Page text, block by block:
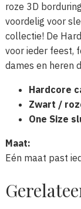
roze 3D
voordelig voor
collectie! De
voor ieder feest,
dames en heren
Hardcore
Zwart /
One Size
Maat:
Eén maat past